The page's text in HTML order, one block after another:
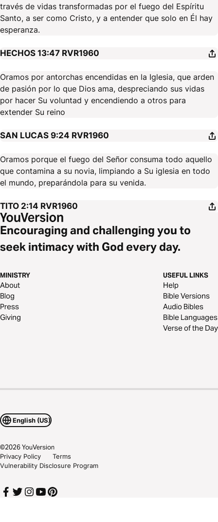
través de vidas transformadas por el fuego del Espíritu
Santo, a ser como Cristo, y a entender que solo en Él hay
esperanza.
HECHOS 13:47 RVR1960
Oramos por antorchas encendidas en la Iglesia, que arden
de pasión por lo que Dios ama, despreciando sus vidas
por hacer Su voluntad y encendiendo a otros para
extender Su reino
SAN LUCAS 9:24 RVR1960
Oramos porque el fuego del Señor consuma todo aquello
que contamina a su novia, limpiando a Su iglesia en todo
el mundo, preparándola para su venida.
TITO 2:14 RVR1960
Encouraging and challenging you to
seek intimacy with God every day.
MINISTRY
About
Blog
Press
Giving
USEFUL LINKS
Help
Bible Versions
Audio Bibles
Bible Languages
Verse of the Day
English (US)
©2026YouVersion
Privacy Policy
Terms
Vulnerability Disclosure Program